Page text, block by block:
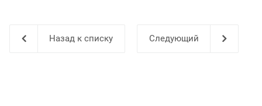
Назад к списку